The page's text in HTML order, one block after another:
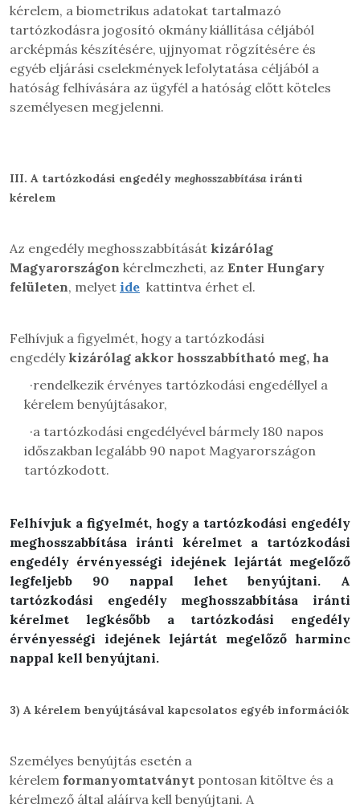
kérelem, a biometrikus adatokat tartalmazó
tartózkodásra jogosító okmány kiállítása céljából
arcképmás készítésére, ujjnyomat rögzítésére és
egyéb eljárási cselekmények lefolytatása céljából a
hatóság felhívására az ügyfél a hatóság előtt köteles
személyesen megjelenni.
III. A tartózkodási engedély meghosszabbítása iránti
kérelem
Az engedély meghosszabbítását kizárólag
Magyarországon kérelmezheti, az Enter Hungary
felületen, melyet ide kattintva érhet el.
Felhívjuk a figyelmét, hogy a tartózkodási
engedély kizárólag akkor hosszabbítható meg, ha
·rendelkezik érvényes tartózkodási engedéllyel a
kérelem benyújtásakor,
·a tartózkodási engedélyével bármely 180 napos
időszakban legalább 90 napot Magyarországon
tartózkodott.
Felhívjuk a figyelmét, hogy a tartózkodási engedély
meghosszabbítása iránti kérelmet a tartózkodási
engedély érvényességi idejének lejártát megelőző
legfeljebb 90 nappal lehet benyújtani. A
tartózkodási engedély meghosszabbítása iránti
kérelmet legkésőbb a tartózkodási engedély
érvényességi idejének lejártát megelőző harminc
nappal kell benyújtani.
3) A kérelem benyújtásával kapcsolatos egyéb információk
Személyes benyújtás esetén a
kérelem formanyomtatványt pontosan kitöltve és a
kérelmező által aláírva kell benyújtani. A